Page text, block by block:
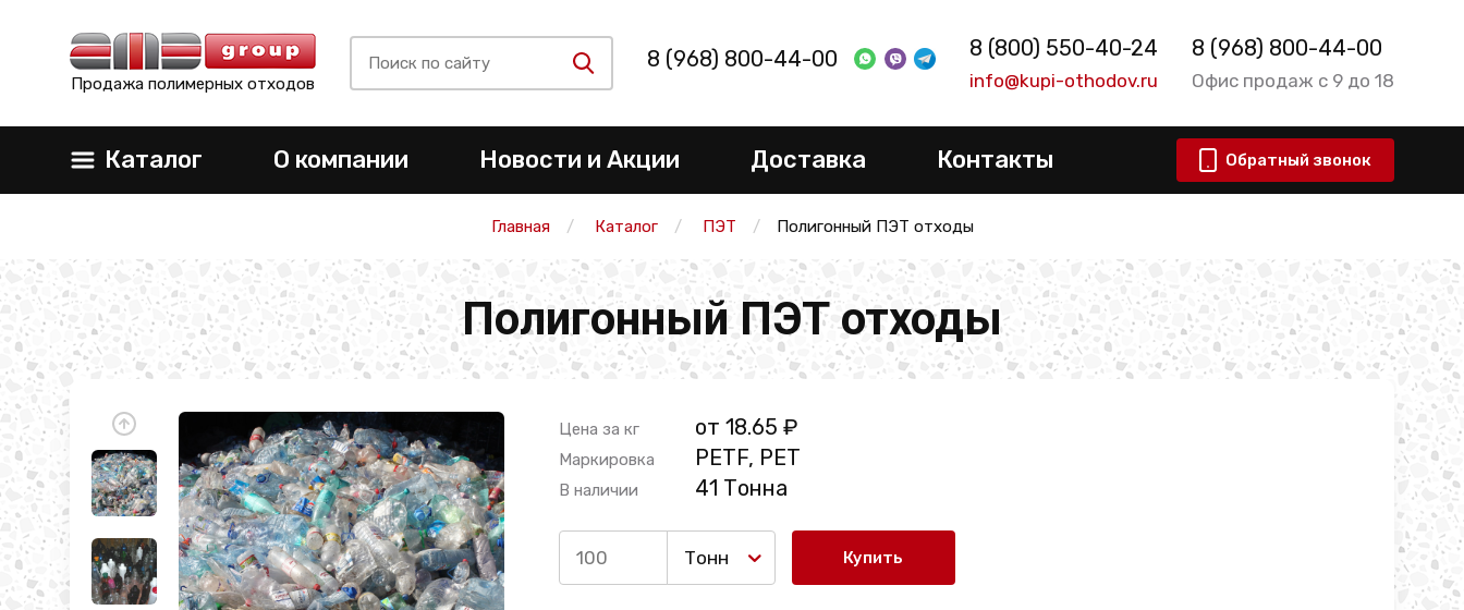
Продажа полимерных отходов
8 (968) 800-44-00 8 (800) 550-40-24
info@kupi-othodov.ru
8 (968) 800-44-00
Офис продаж с 9 до 18
Каталог О компании Новости и Акции Доставка Контакты Обратный звонок
Главная Каталог ПЭТ Полигонный ПЭТ отходы
Полигонный ПЭТ отходы
Цена за кг от 18.65 ₽
Маркировка PETF, PET
В наличии 41 Тонна
Тонн Купить